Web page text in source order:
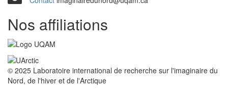
Nos affiliations
© 2025 Laboratoire international de recherche sur l'imaginaire du
Nord, de l'hiver et de l'Arctique